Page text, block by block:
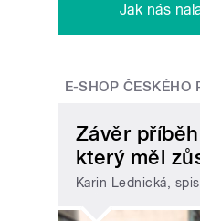
Jak nás
E-SHOP ČESKÉHO
Závěr
který měl
Karin Lednická,